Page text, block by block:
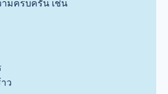
มครบครัน เช่น
ว